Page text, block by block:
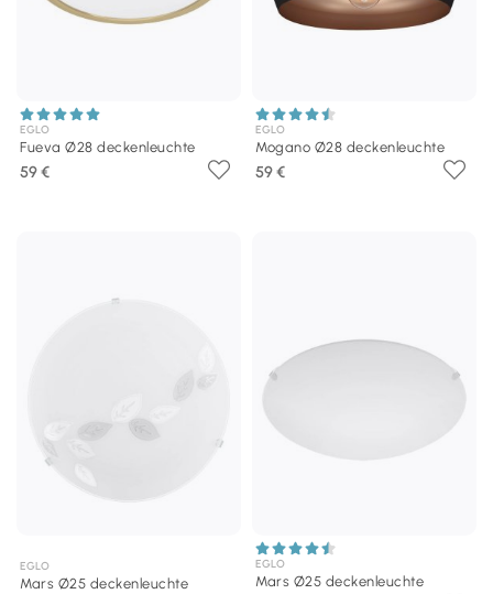
EGLO
Fueva Ø28 deckenleuchte
59 €
EGLO
Mogano Ø28 deckenleuchte
59 €
EGLO
Mars Ø25 deckenleuchte
EGLO
Mars Ø25 deckenleuchte